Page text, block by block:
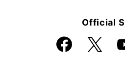
Official
Faceboo
k
X